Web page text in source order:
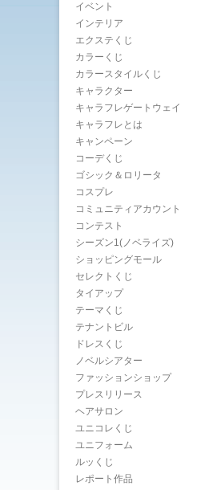
イベント
インテリア
エクステくじ
カラーくじ
カラースタイルくじ
キャラクター
キャラフレゲートウェイ
キャラフレとは
キャンペーン
コーデくじ
ゴシック＆ロリータ
コスプレ
コミュニティアカウント
コンテスト
シーズン1(ノベライズ)
ショッピングモール
セレクトくじ
タイアップ
テーマくじ
テナントビル
ドレスくじ
ノベルシアター
ファッションショップ
プレスリリース
ヘアサロン
ユニコレくじ
ユニフォーム
ルッくじ
レポート作品